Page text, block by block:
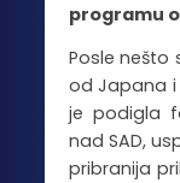
programu
Posle nešto
od Japana i
je podigla
nad SAD,
pribranija